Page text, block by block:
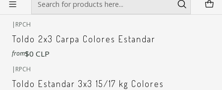
$48.800 CLP +7
| RPCH
Toldo 2x3 Carpa Colores Estandar
from$0 CLP
| RPCH
Toldo Estandar 3x3 15/17 kg Colores